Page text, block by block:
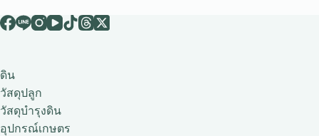
ดิน
วัสดุปลูก
วัสดุบำรุงดิน
อุปกรณ์เกษตร